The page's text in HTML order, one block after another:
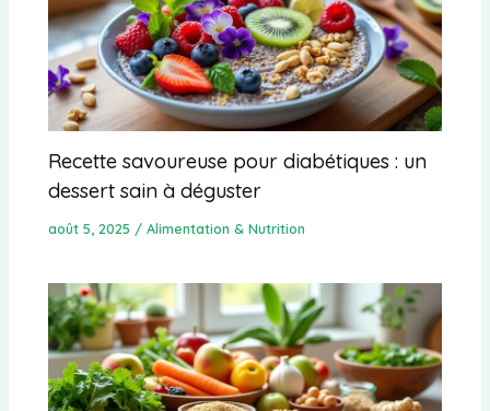
Recette savoureuse pour diabétiques : un
dessert sain à déguster
août 5, 2025 /Alimentation & Nutrition